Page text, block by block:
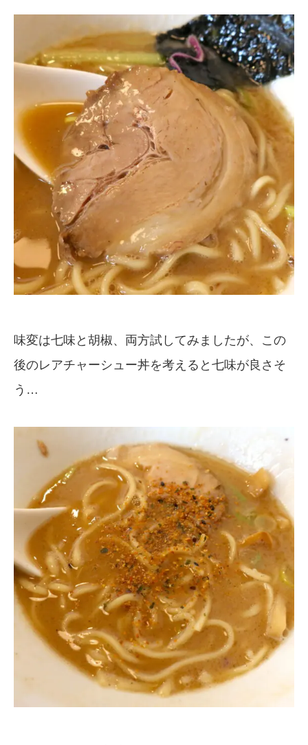
味変は七味と胡椒、両方試してみましたが、この
後のレアチャーシュー丼を考えると七味が良さそ
う…